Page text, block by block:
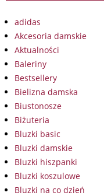
adidas
Akcesoria damskie
Aktualności
Baleriny
Bestsellery
Bielizna damska
Biustonosze
Biżuteria
Bluzki basic
Bluzki damskie
Bluzki hiszpanki
Bluzki koszulowe
Bluzki na co dzień